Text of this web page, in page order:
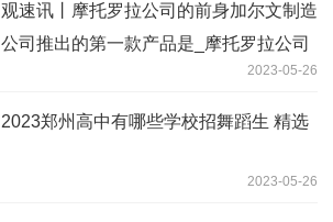
观速讯丨摩托罗拉公司的前身加尔文制造
公司推出的第一款产品是_摩托罗拉公司
2023-05-26
2023郑州高中有哪些学校招舞蹈生 精选
2023-05-26